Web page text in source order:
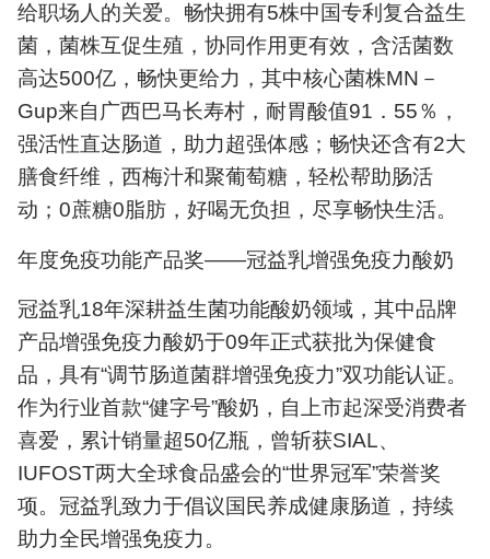
给职场人的关爱。畅快拥有5株中国专利复合益生
菌，菌株互促生殖，协同作用更有效，含活菌数
高达500亿，畅快更给力，其中核心菌株MN－
Gup来自广西巴马长寿村，耐胃酸值91．55％，
强活性直达肠道，助力超强体感；畅快还含有2大
膳食纤维，西梅汁和聚葡萄糖，轻松帮助肠活
动；0蔗糖0脂肪，好喝无负担，尽享畅快生活。
年度免疫功能产品奖——冠益乳增强免疫力酸奶
冠益乳18年深耕益生菌功能酸奶领域，其中品牌
产品增强免疫力酸奶于09年正式获批为保健食
品，具有“调节肠道菌群增强免疫力”双功能认证。
作为行业首款“健字号”酸奶，自上市起深受消费者
喜爱，累计销量超50亿瓶，曾斩获SIAL、
IUFOST两大全球食品盛会的“世界冠军”荣誉奖
项。冠益乳致力于倡议国民养成健康肠道，持续
助力全民增强免疫力。